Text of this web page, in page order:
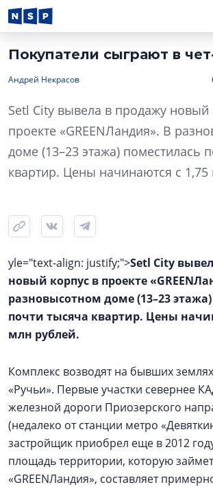
Покупатели сыграют в
Андрей Некрасов
Setl City вывела в продажу новый
проекте «GREENЛандия». В
доме (13–23 этажа) поместилась
квартир. Цены начинаются с
yle="text-align: justify;">Setl City
новый корпус в проекте
разновысотном доме (13–23
почти тысяча квартир. Цены
млн рублей.
Комплекс возводят на бывших
«Ручьи». Первые участки севернее
железной дороги Приозерского
(недалеко от станции метро
застройщик приобрел еще в 2012
площадь территории, которую займет
«GREENЛандия», составляет